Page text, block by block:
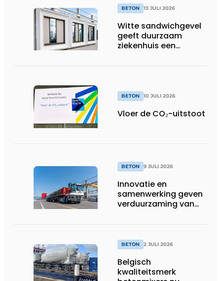
BETON 13 JULI 2026
Witte sandwichgevel
geeft duurzaam
ziekenhuis een
BETON 10 JULI 2026
Vloer de CO₂-uitstoot
BETON 9 JULI 2026
Innovatie en
samenwerking geven
verduurzaming van
BETON 2 JULI 2026
Belgisch
kwaliteitsmerk